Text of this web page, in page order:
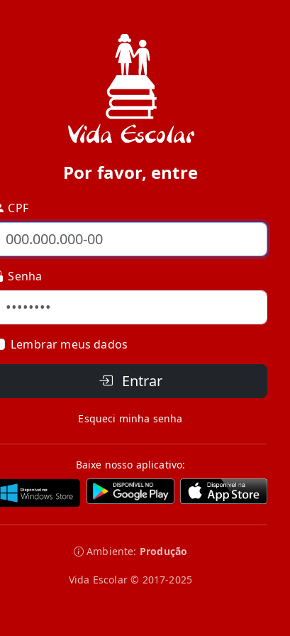
Por favor, entre
CPF
Senha
Lembrar meus dados
Entrar
Esqueci minha senha
Baixe nosso aplicativo:
Ambiente: Produção
Vida Escolar © 2017-2025